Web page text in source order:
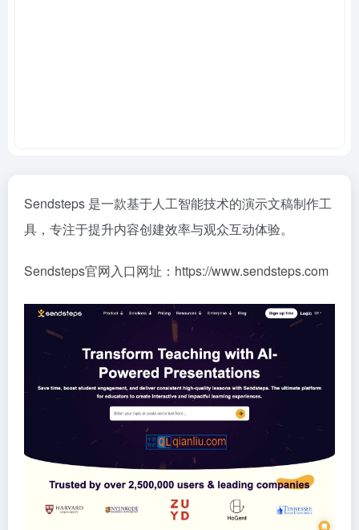
Sendsteps 是一款基于人工智能技术的演示文稿制作工
具，专注于提升内容创建效率与观众互动体验。
Sendsteps官网入口网址：https://www.sendsteps.com